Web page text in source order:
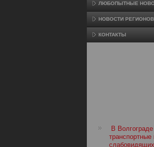
ЛЮБОПЫТНЫЕ
НОВОСТИ РЕГИОНОВ
КОНТАКТЫ
В